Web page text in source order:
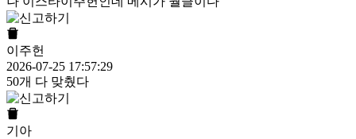
이주헌
2026-07-25 17:57:29
50개 다 맞췄다
기아